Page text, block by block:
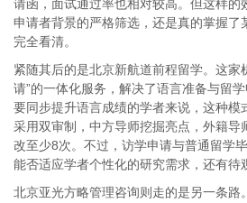
请函，面试通过率也相对较高。但这样的
申请者背景的严格筛选，还是真的掌握了
完全看清。
紧随其后的是北京新航道前程留学。这家
请”的一体化服务，解决了语言准备与留
要同步提升语言成绩的学者来说，这种模
采用双审制，中方导师挖掘亮点，外籍导
改至少8次。不过，访学申请与普通留学
能否适应学者个性化的研究需求，还有待
北京亚光方略管理咨询则走的是另一条路